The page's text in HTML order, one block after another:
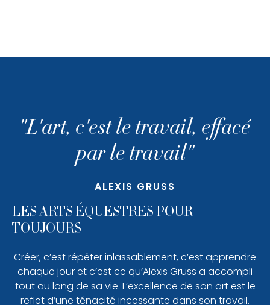
LES ARTS ÉQUESTRES POUR
TOUJOURS
Créer, c’est répéter inlassablement, c’est apprendre
chaque jour et c’est ce qu’Alexis Gruss a accompli
tout au long de sa vie. L’excellence de son art est le
reflet d’une ténacité incessante dans son travail.
"L'art, c'est le travail, effacé
par le travail"
ALEXIS GRUSS